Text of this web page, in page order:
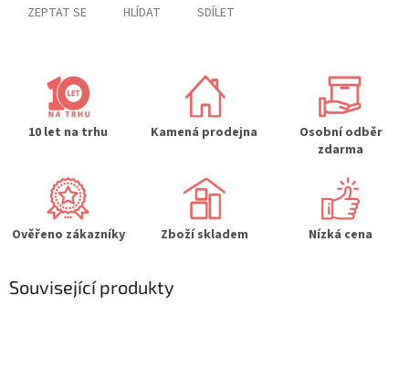
ZEPTAT SE HLÍDAT SDÍLET
10 let na trhu Kamená prodejna
Osobní odběr
zdarma
Ověřeno zákazníky Zboží skladem Nízká cena
Související produkty